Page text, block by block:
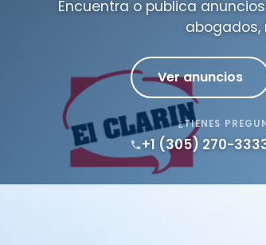
Encuentra o publica
abogados,
Ver anuncios
¿TIENES
+1 (305) 270-